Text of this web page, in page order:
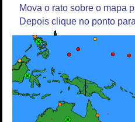
Mova o rato sobre o mapa
Depois clique no ponto